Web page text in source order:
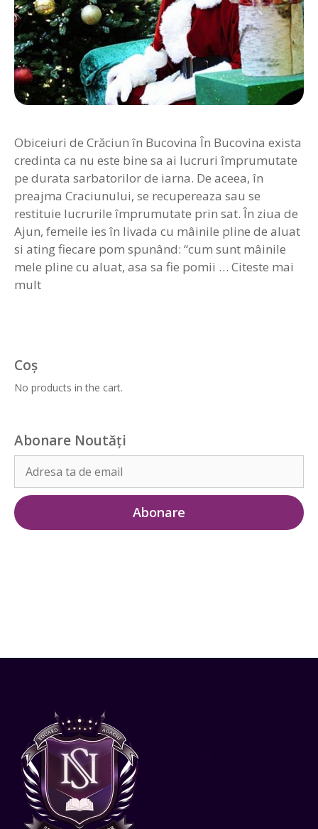
Obiceiuri de Crăciun în Bucovina În Bucovina exista
credinta ca nu este bine sa ai lucruri împrumutate
pe durata sarbatorilor de iarna. De aceea, în
preajma Craciunului, se recupereaza sau se
restituie lucrurile împrumutate prin sat. În ziua de
Ajun, femeile ies în livada cu mâinile pline de aluat
si ating fiecare pom spunând: “cum sunt mâinile
mele pline cu aluat, asa sa fie pomii … Citeste mai
mult
Coș
No products in the cart.
Abonare Noutăți